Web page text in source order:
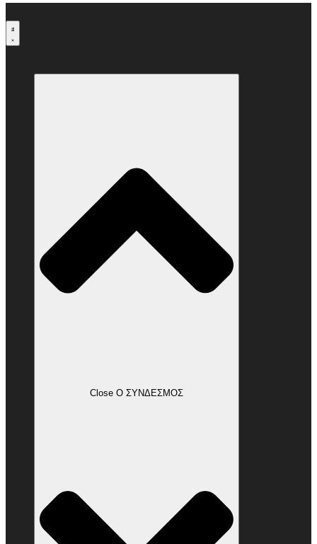
στο
περιεχόμενο
Close Ο ΣΥΝΔΕΣΜΟΣ